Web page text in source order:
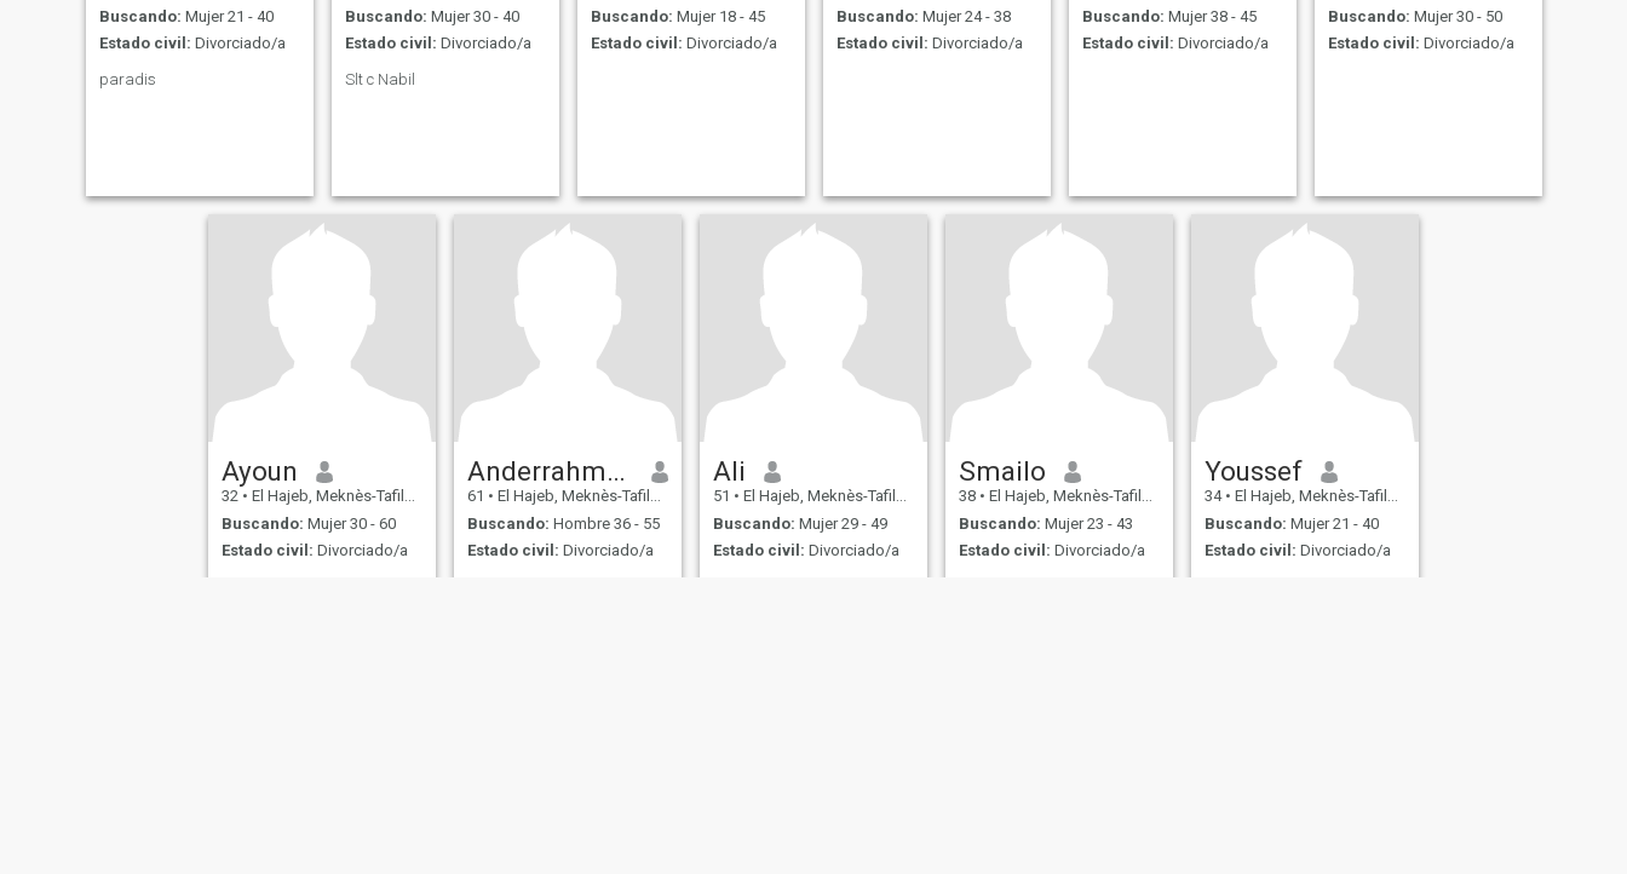
Buscando: Mujer 21 - 40
Estado civil: Divorciado/a
paradis
Buscando: Mujer 30 - 40
Estado civil: Divorciado/a
Slt c Nabil
Buscando: Mujer 18 - 45
Estado civil: Divorciado/a
Buscando: Mujer 24 - 38
Estado civil: Divorciado/a
Buscando: Mujer 38 - 45
Estado civil: Divorciado/a
Buscando: Mujer 30 - 50
Estado civil: Divorciado/a
Ayoun
32 • El Hajeb, Meknès-Tafilalet, Marruecos
Buscando: Mujer 30 - 60
Estado civil: Divorciado/a
Anderrahmane
61 • El Hajeb, Meknès-Tafilalet, Marruecos
Buscando: Hombre 36 - 55
Estado civil: Divorciado/a
Ali
51 • El Hajeb, Meknès-Tafilalet, Marruecos
Buscando: Mujer 29 - 49
Estado civil: Divorciado/a
Smailo
38 • El Hajeb, Meknès-Tafilalet, Marruecos
Buscando: Mujer 23 - 43
Estado civil: Divorciado/a
Youssef
34 • El Hajeb, Meknès-Tafilalet, Marruecos
Buscando: Mujer 21 - 40
Estado civil: Divorciado/a